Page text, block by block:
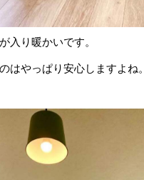
入り暖かいです。
はやっぱり安心しますよね。